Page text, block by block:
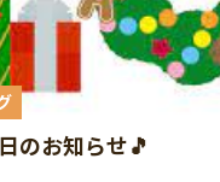
のお知らせ🎵